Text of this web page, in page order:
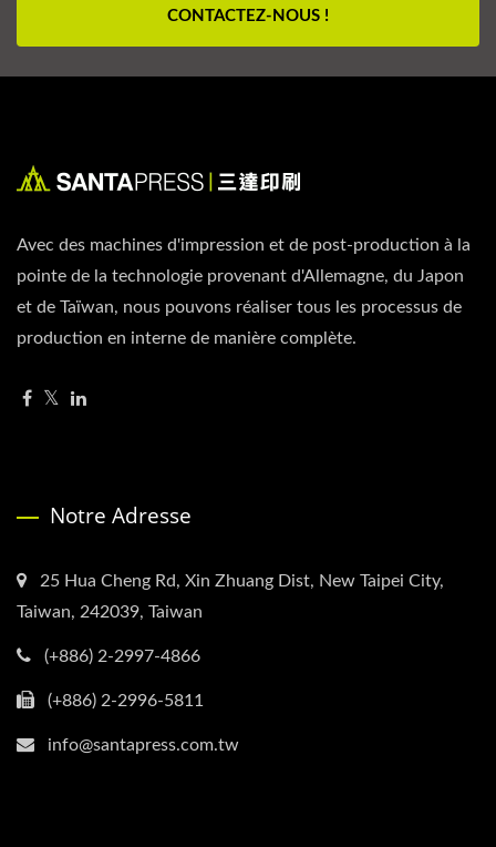
CONTACTEZ-NOUS !
Avec des machines d'impression et de post-production à la
pointe de la technologie provenant d'Allemagne, du Japon
et de Taïwan, nous pouvons réaliser tous les processus de
production en interne de manière complète.
Notre Adresse
25 Hua Cheng Rd, Xin Zhuang Dist, New Taipei City,
Taiwan, 242039, Taiwan
(+886) 2-2997-4866
(+886) 2-2996-5811
info@santapress.com.tw